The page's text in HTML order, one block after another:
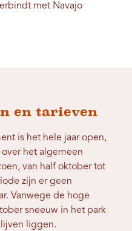
met Navajo
en tarieven
is het hele jaar open,
het algemeen
van half oktober tot
zijn er geen
Vanwege de hoge
sneeuw in het park
liggen.